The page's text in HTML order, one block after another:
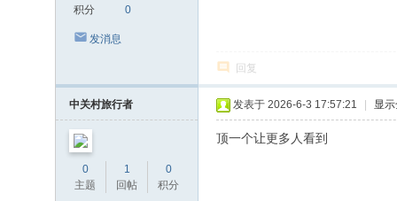
积分 0
发消息
回复
中关村旅行者
0
主题
1
回帖
0
积分
发表于 2026-6-3 17:57:21 显
顶一个让更多人看到